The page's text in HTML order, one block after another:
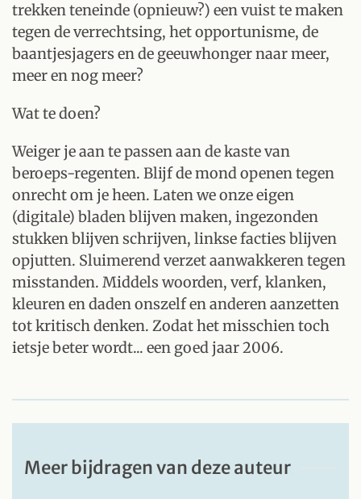
trekken teneinde (opnieuw?) een vuist te maken
tegen de verrechtsing, het opportunisme, de
baantjesjagers en de geeuwhonger naar meer,
meer en nog meer?
Wat te doen?
Weiger je aan te passen aan de kaste van
beroeps-regenten. Blijf de mond openen tegen
onrecht om je heen. Laten we onze eigen
(digitale) bladen blijven maken, ingezonden
stukken blijven schrijven, linkse facties blijven
opjutten. Sluimerend verzet aanwakkeren tegen
misstanden. Middels woorden, verf, klanken,
kleuren en daden onszelf en anderen aanzetten
tot kritisch denken. Zodat het misschien toch
ietsje beter wordt... een goed jaar 2006.
Meer bijdragen van deze auteur